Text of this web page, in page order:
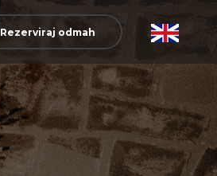
Rezerviraj odmah